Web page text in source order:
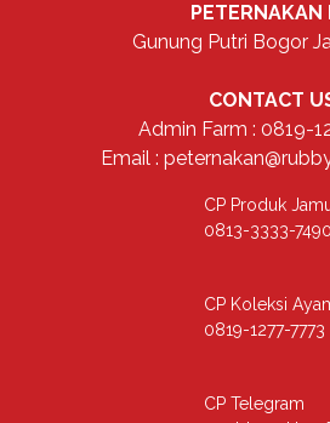
PETERNAKAN
Gunung Putri Bogor
CONTACT
Admin Farm : 0819-
Email :
CP Produk
0813-3333-7490
CP Koleksi
0819-1277-7773
CP Telegram